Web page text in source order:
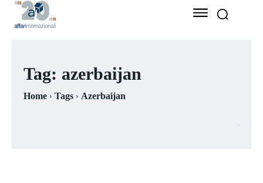
Tag: azerbaijan
Home Tags Azerbaijan